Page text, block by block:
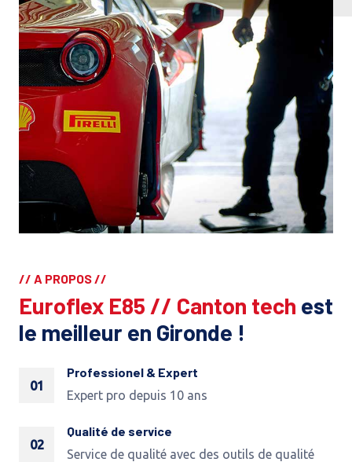
// A PROPOS //
Euroflex E85 // Canton tech est
le meilleur en Gironde !
01
Professionel & Expert
Expert pro depuis 10 ans
02
Qualité de service
Service de qualité avec des outils de qualité